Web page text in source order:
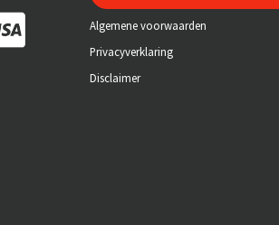
Algemene voorwaarden
Privacyverklaring
Disclaimer